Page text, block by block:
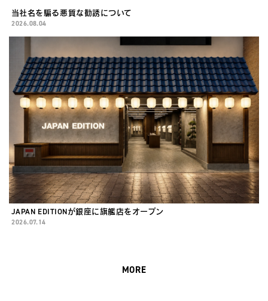
当社名を騙る悪質な勧誘について
2026.08.04
JAPAN EDITIONが銀座に旗艦店をオープン
2026.07.14
MORE